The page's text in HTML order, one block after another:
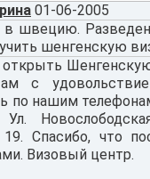
01-06-2005
швецию.
шенгенскую
с
нашим
19. Спасибо, что
Визовый центр.